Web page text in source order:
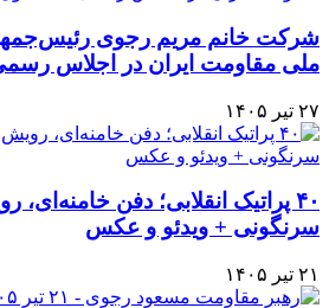
شرکت خانم مریم رجوی
ملی مقاومت ایران در اجلاس
۲۷ تیر ۱۴۰۵
۴۰ پراتیک انقلابی؛ دفن
سرنگونی + ویدئو و عکس
۲۱ تیر ۱۴۰۵